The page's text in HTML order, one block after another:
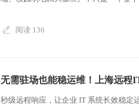
阅读 136
无需驻场也能稳运维！上海远程
秒级远程响应，让企业 IT 系统长效稳定